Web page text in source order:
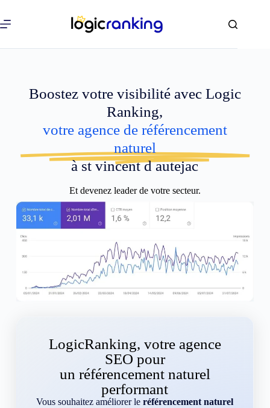
Boostez votre visibilité avec Logic
Ranking,
votre agence de référencement
naturel
à st vincent d autejac
Et devenez leader de votre secteur.
LogicRanking, votre agence
SEO pour
un référencement naturel
performant
Vous souhaitez améliorer leréférencement naturel